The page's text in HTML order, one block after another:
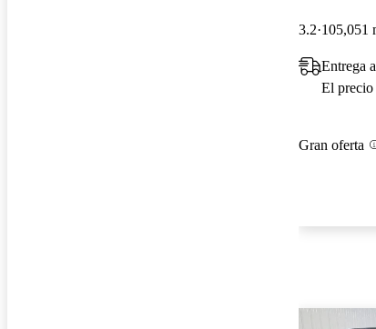
3.2 105,051
Entrega
El
Gran oferta